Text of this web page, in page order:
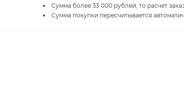
Сумма более 33 000 рублей, то расчет
Сумма покупки пересчитывается